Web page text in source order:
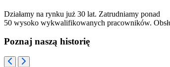
Działamy na rynku już 30 lat. Zatrudniamy ponad
50 wysoko wykwalifikowanych pracowników.
Poznaj naszą historię